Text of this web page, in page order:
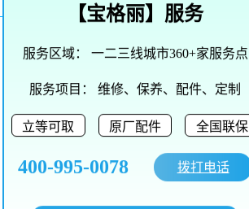
【宝格丽】服务
服务区域： 一二三线城市360+家服务点
服务项目： 维修、保养、配件、定制
立等可取 原厂配件 全国联保
400-995-0078 拨打电话